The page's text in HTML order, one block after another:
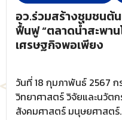
อว.ร่วมสร้างชุมชนต้
ฟื้นฟู “ตลาดน้ำสะพา
เศรษฐกิจพอเพียง
วันที่ 18 กุมภาพันธ์ 2567 ก
วิทยาศาสตร์ วิจัยและนวัต
สังคมศาสตร์ มนุษยศาสตร์